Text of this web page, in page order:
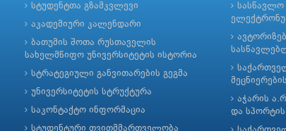
სტუდენტთა გზამკვლევი
აკადემიური კალენდარი
ბათუმის შოთა რუსთაველის
სახელმწიფო უნივერსიტეტის ისტორია
სტრატეგიული განვითარების გეგმა
უნივერსიტეტის სტრუქტურა
საკონტაქტო ინფორმაცია
სტუდენტური თვითმმართველობა
სასწავლო
აჭარის
და